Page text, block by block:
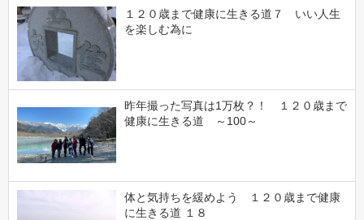
１２０歳まで健康に生きる道７ いい人生
を楽しむ為に
昨年撮った写真は1万枚？！ １２０歳まで
健康に生きる道 ～100～
体と気持ちを緩めよう １２０歳まで健康
に生きる道 １８